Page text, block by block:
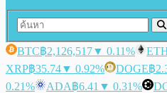
BTC฿2,126,517▼ 0.11%
XRP฿35.74▼ 0.92% DOGE฿
0.21%
ADA฿6.41 ▼ 0.31%